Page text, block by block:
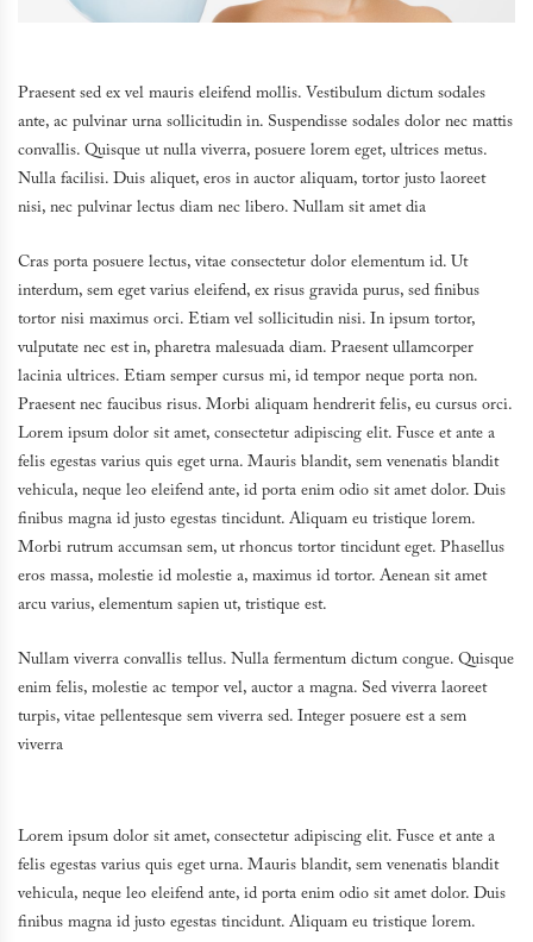
Praesent sed ex vel mauris eleifend mollis. Vestibulum dictum sodales
ante, ac pulvinar urna sollicitudin in. Suspendisse sodales dolor nec mattis
convallis. Quisque ut nulla viverra, posuere lorem eget, ultrices metus.
Nulla facilisi. Duis aliquet, eros in auctor aliquam, tortor justo laoreet
nisi, nec pulvinar lectus diam nec libero. Nullam sit amet dia
Cras porta posuere lectus, vitae consectetur dolor elementum id. Ut
interdum, sem eget varius eleifend, ex risus gravida purus, sed finibus
tortor nisi maximus orci. Etiam vel sollicitudin nisi. In ipsum tortor,
vulputate nec est in, pharetra malesuada diam. Praesent ullamcorper
lacinia ultrices. Etiam semper cursus mi, id tempor neque porta non.
Praesent nec faucibus risus. Morbi aliquam hendrerit felis, eu cursus orci.
Lorem ipsum dolor sit amet, consectetur adipiscing elit. Fusce et ante a
felis egestas varius quis eget urna. Mauris blandit, sem venenatis blandit
vehicula, neque leo eleifend ante, id porta enim odio sit amet dolor. Duis
finibus magna id justo egestas tincidunt. Aliquam eu tristique lorem.
Morbi rutrum accumsan sem, ut rhoncus tortor tincidunt eget. Phasellus
eros massa, molestie id molestie a, maximus id tortor. Aenean sit amet
arcu varius, elementum sapien ut, tristique est.
Nullam viverra convallis tellus. Nulla fermentum dictum congue. Quisque
enim felis, molestie ac tempor vel, auctor a magna. Sed viverra laoreet
turpis, vitae pellentesque sem viverra sed. Integer posuere est a sem
viverra
Lorem ipsum dolor sit amet, consectetur adipiscing elit. Fusce et ante a
felis egestas varius quis eget urna. Mauris blandit, sem venenatis blandit
vehicula, neque leo eleifend ante, id porta enim odio sit amet dolor. Duis
finibus magna id justo egestas tincidunt. Aliquam eu tristique lorem.